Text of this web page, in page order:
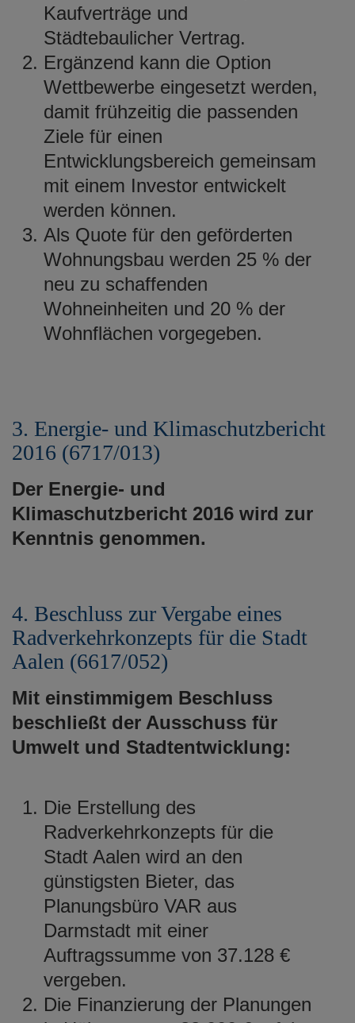
Kaufverträge und
Städtebaulicher Vertrag.
Ergänzend kann die Option
Wettbewerbe eingesetzt werden,
damit frühzeitig die passenden
Ziele für einen
Entwicklungsbereich gemeinsam
mit einem Investor entwickelt
werden können.
Als Quote für den geförderten
Wohnungsbau werden 25 % der
neu zu schaffenden
Wohneinheiten und 20 % der
Wohnflächen vorgegeben.
3. Energie- und Klimaschutzbericht
2016 (6717/013)
Der Energie- und
Klimaschutzbericht 2016 wird zur
Kenntnis genommen.
4. Beschluss zur Vergabe eines
Radverkehrkonzepts für die Stadt
Aalen (6617/052)
Mit einstimmigem Beschluss
beschließt der Ausschuss für
Umwelt und Stadtentwicklung:
Die Erstellung des
Radverkehrkonzepts für die
Stadt Aalen wird an den
günstigsten Bieter, das
Planungsbüro VAR aus
Darmstadt mit einer
Auftragssumme von 37.128 €
vergeben.
Die Finanzierung der Planungen